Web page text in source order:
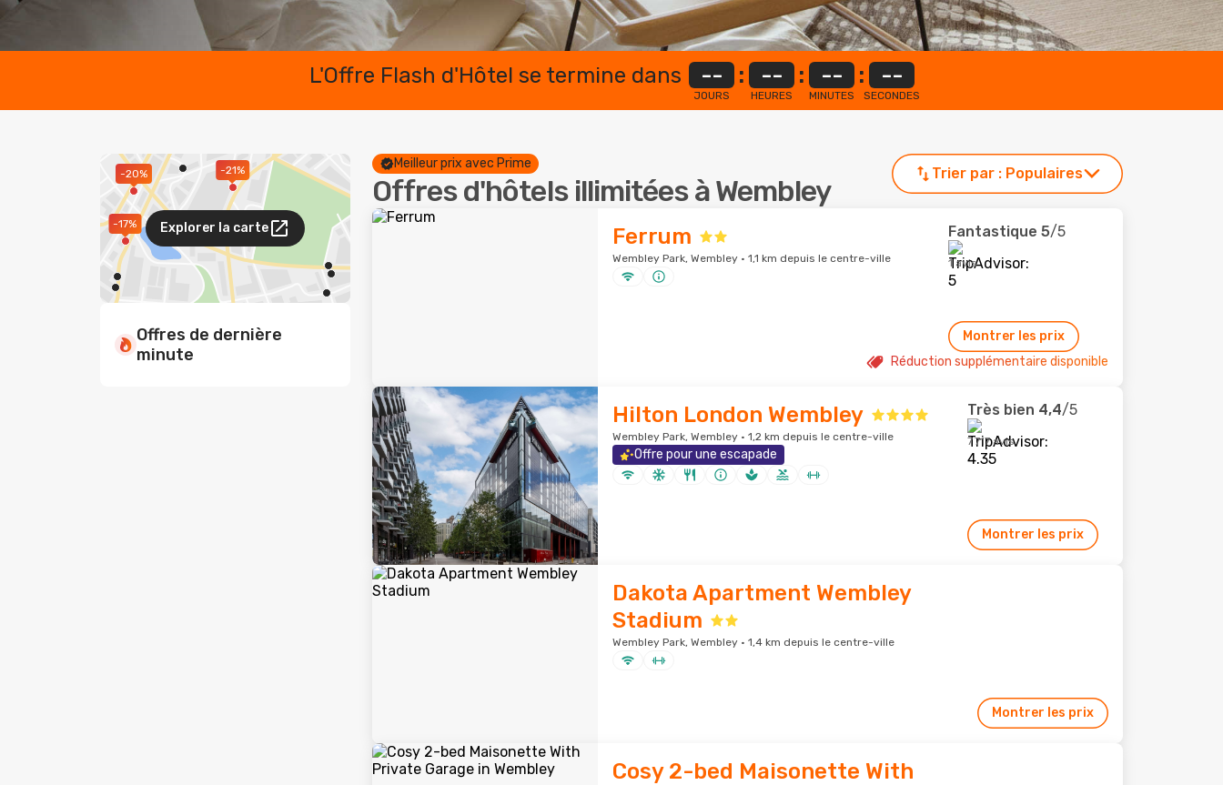
L'Offre Flash d'Hôtel se termine dans --
JOURS
: --
HEURES
: --
MINUTES
: --
SECONDES
-20% -21%
-17% Explorer la carte
Offres de dernière
minute
Meilleur prix avec Prime
Offres d'hôtels illimitées à Wembley
Trier par : Populaires
Ferrum
Wembley Park, Wembley · 1,1 km depuis le centre-ville
Fantastique 5/5
1 avis
Montrer les prix
Réduction supplémentaire disponible
Hilton London Wembley
Wembley Park, Wembley · 1,2 km depuis le centre-ville
Offre pour une escapade
Très bien 4,4/5
7 717 avis
Montrer les prix
Dakota Apartment Wembley
Stadium
Wembley Park, Wembley · 1,4 km depuis le centre-ville
Montrer les prix
Cosy 2-bed Maisonette With